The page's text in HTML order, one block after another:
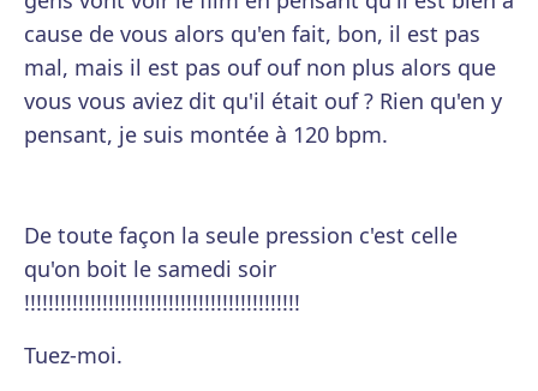
cause de vous alors qu'en fait, bon, il est pas
mal, mais il est pas ouf ouf non plus alors que
vous vous aviez dit qu'il était ouf ? Rien qu'en y
pensant, je suis montée à 120 bpm.
De toute façon la seule pression c'est celle
qu'on boit le samedi soir
!!!!!!!!!!!!!!!!!!!!!!!!!!!!!!!!!!!!!!!!!!!!!!
Tuez-moi.